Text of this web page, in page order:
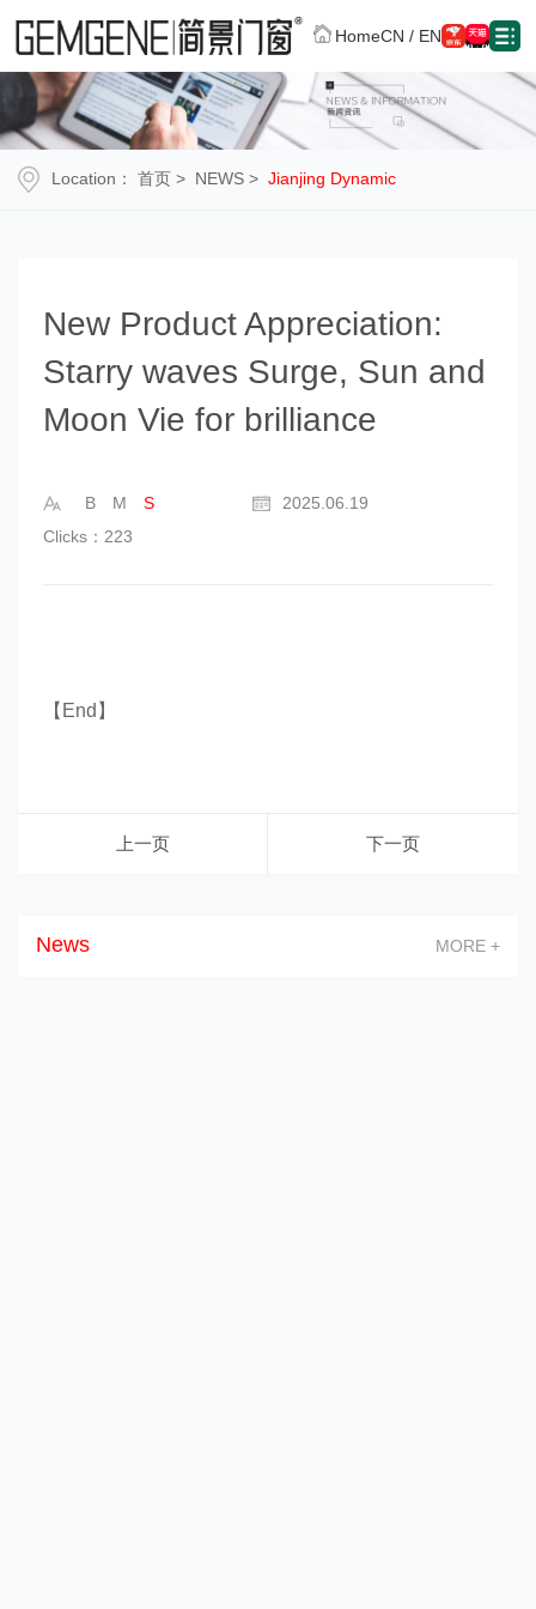
HomeCN / EN
Location： 首页 > NEWS > Jianjing Dynamic
New Product Appreciation:
Starry waves Surge, Sun and
Moon Vie for brilliance
B M S
2025.06.19
Clicks：223
【End】
上一页 下一页
News MORE +